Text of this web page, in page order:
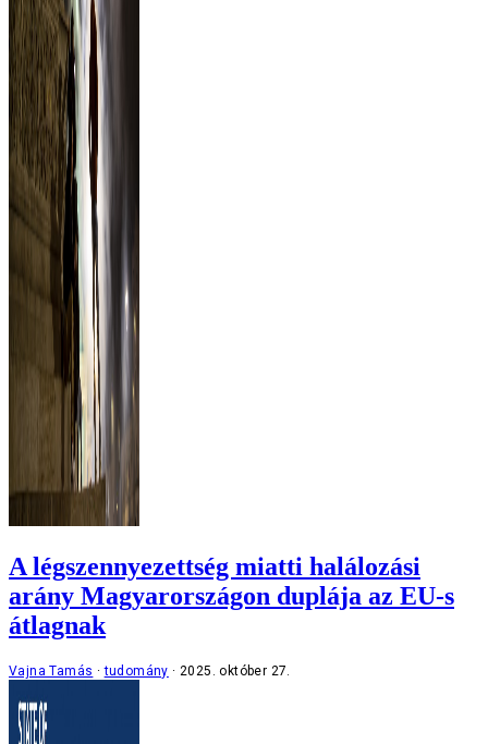
A légszennyezettség miatti halálozási
arány Magyarországon duplája az EU-s
átlagnak
Vajna Tamás tudomány 2025. október 27.